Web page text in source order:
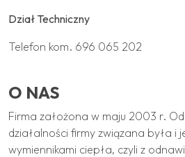
Dział Techniczny
Telefon kom. 696 065 202
O NAS
Firma założona w maju 2003 r.
działalności firmy związana była i
wymiennikami ciepła, czyli z